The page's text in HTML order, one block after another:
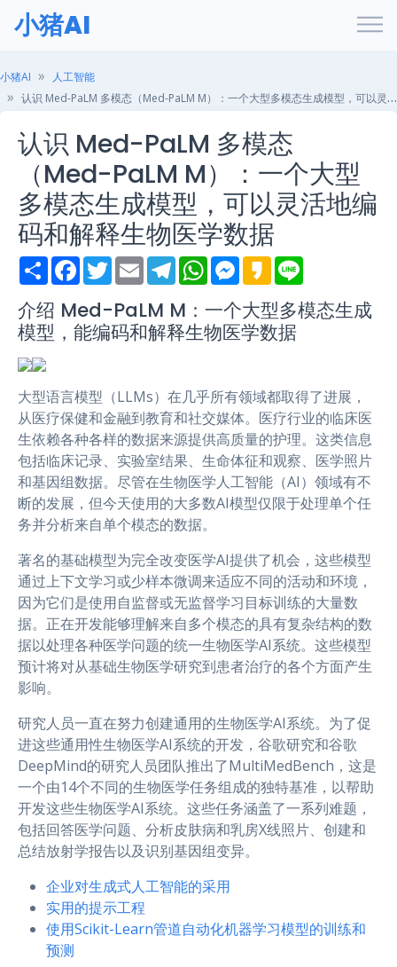
小猪AI
小猪AI
人工智能
认识 Med-PaLM 多模态（Med-PaLM M）：一个大型多模态生成模型，可以灵活地编码和解释生物医学数据
认识 Med-PaLM 多模态
（Med-PaLM M）：一个大型
多模态生成模型，可以灵活地编
码和解释生物医学数据
S
h
r
e
F
a
e
b
o
T
w
t
t
e
E
m
l
T
e
e
g
r
W
h
t
s
A
M
e
s
e
n
K
a
a
o
e
介绍 Med-PaLM M：一个大型多模态生成
模型，能编码和解释生物医学数据
大型语言模型（LLMs）在几乎所有领域都取得了进展，
从医疗保健和金融到教育和社交媒体。医疗行业的临床医
生依赖各种各样的数据来源提供高质量的护理。这类信息
包括临床记录、实验室结果、生命体征和观察、医学照片
和基因组数据。尽管在生物医学人工智能（AI）领域有不
断的发展，但今天使用的大多数AI模型仅限于处理单个任
务并分析来自单个模态的数据。
著名的基础模型为完全改变医学AI提供了机会，这些模型
通过上下文学习或少样本微调来适应不同的活动和环境，
因为它们是使用自监督或无监督学习目标训练的大量数
据。正在开发能够理解来自多个模态的具有复杂结构的数
据以处理各种医学问题的统一生物医学AI系统。这些模型
预计将对从基础生物医学研究到患者治疗的各个方面产生
影响。
研究人员一直在努力创建通用的生物医学AI系统。为了促
进这些通用性生物医学AI系统的开发，谷歌研究和谷歌
DeepMind的研究人员团队推出了MultiMedBench，这是
一个由14个不同的生物医学任务组成的独特基准，以帮助
开发这些生物医学AI系统。这些任务涵盖了一系列难题，
包括回答医学问题、分析皮肤病和乳房X线照片、创建和
总结放射学报告以及识别基因组变异。
企业对生成式人工智能的采用
实用的提示工程
使用Scikit-Learn管道自动化机器学习模型的训练和
预测